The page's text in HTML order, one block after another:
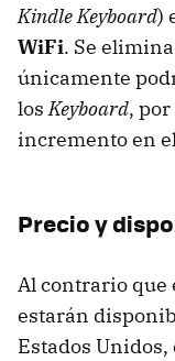
Kindle Keyboard)
WiFi. Se
únicamente
losKeyboard,
incremento en
Precio y
Al contrario que
estarán
Estados Unidos,